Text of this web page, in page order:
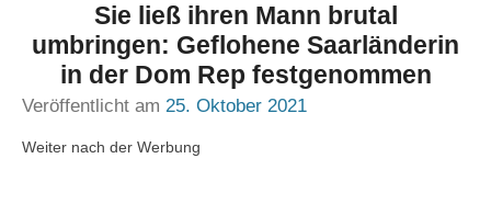
Sie ließ ihren Mann brutal
umbringen: Geflohene Saarländerin
in der Dom Rep festgenommen
Veröffentlicht am 25. Oktober 2021
Weiter nach der Werbung